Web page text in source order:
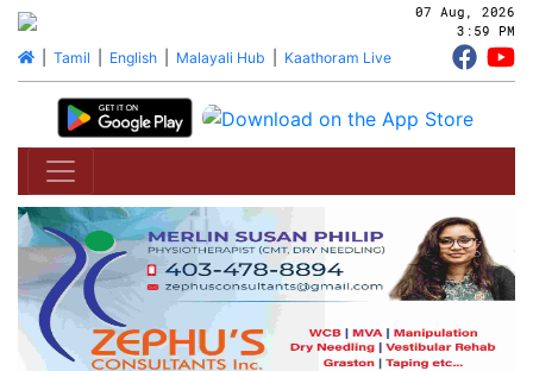
07 Aug, 2026
3:59 PM
| Tamil English| Malayali Hub Kaathoram Live